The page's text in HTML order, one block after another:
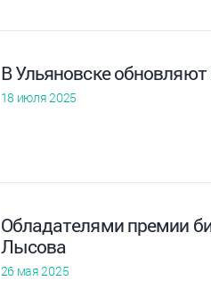
В Ульяновске
18 июля 2025
Обладателями премии
Лысова
26 мая 2025